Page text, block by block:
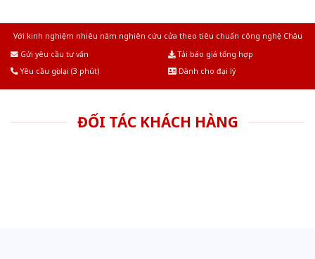
Với kinh nghiệm nhiêu năm nghiên cứu cửa theo tiêu chuẩn công nghệ Châu
Gửi yêu cầu tư vấn
Tải báo giá tổng hợp
Yêu cầu gọi lại (3 phút)
Dành cho đại lý
ĐỐI TÁC KHÁCH HÀNG